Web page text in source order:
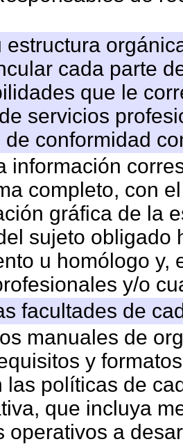
estructura
cada parte
que le
servicios
de conformidad
información
completo, con
gráfica de la
sujeto obligado
u homólogo y,
y/o
facultades de
manuales de
y
las políticas de
que incluya
operativos a